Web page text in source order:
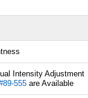
Intensity Adjustment
555 are Available